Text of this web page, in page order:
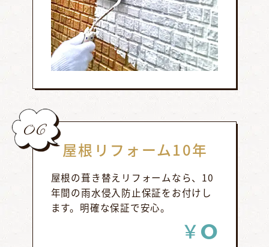
06
屋根リフォーム10年
屋根の葺き替えリフォームなら、10
年間の雨水侵入防止保証をお付けし
ます。明確な保証で安心。
￥0